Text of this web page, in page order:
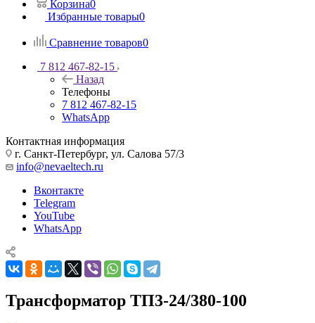
Корзина0
Избранные товары0
Сравнение товаров0
7 812 467-82-15
Назад
Телефоны
7 812 467-82-15
WhatsApp
Контактная информация
г. Санкт-Петербург, ул. Салова 57/3
info@nevaeltech.ru
Вконтакте
Telegram
YouTube
WhatsApp
Трансформатор ТП3-24/380-100